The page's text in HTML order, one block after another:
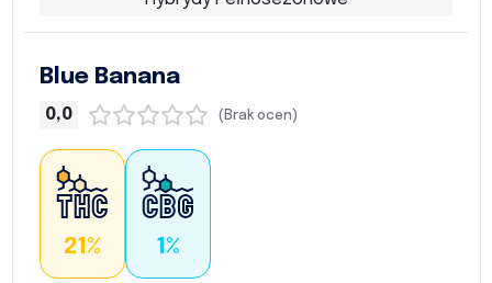
Blue Banana
0,0 (Brak ocen)
21% 1%